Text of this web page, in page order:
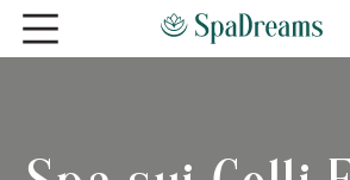
Andare al contenuto principale